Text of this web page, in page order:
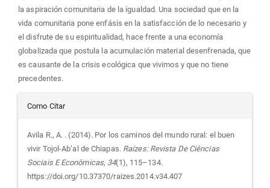
la aspiración comunitaria de la igualdad. Una sociedad que en la
vida comunitaria pone enfásis en la satisfacción de lo necesario y
el disfrute de su espiritualidad, hace frente a una economía
globalizada que postula la acumulación material desenfrenada, que
es causante de la crisis ecológica que vivimos y que no tiene
precedentes.
Detalhes
do
artigo
Como Citar
Avila R., A. . (2014). Por los caminos del mundo rural: el buen
vivir Tojol-Ab’al de Chiapas. Raízes: Revista De Ciências
Sociais E Econômicas, 34(1), 115–134.
https://doi.org/10.37370/raizes.2014.v34.407